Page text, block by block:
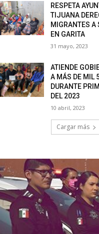
RESPETA
TIJUANA
MIGRANTES A
EN GARITA
31 mayo, 2023
ATIENDE
A MÁS DE MIL
DURANTE
DEL 2023
10 abril, 2023
Cargar más